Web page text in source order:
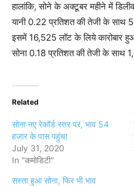
हालांकि, सोने के अक्टूबर महीने में
यानी 0.22 प्रतिशत की तेजी के साथ
इसमें 16,525 लॉट के लिये कारोबार
सोना 0.18 प्रतिशत की तेजी के साथ
Related
सोना नए रेकॉर्ड स्तर पर, भाव 54
हजार के पास पहुंचा
July 31, 2020
In "कमोडिटी"
सस्ता हुआ सोना, फिर भी भाव